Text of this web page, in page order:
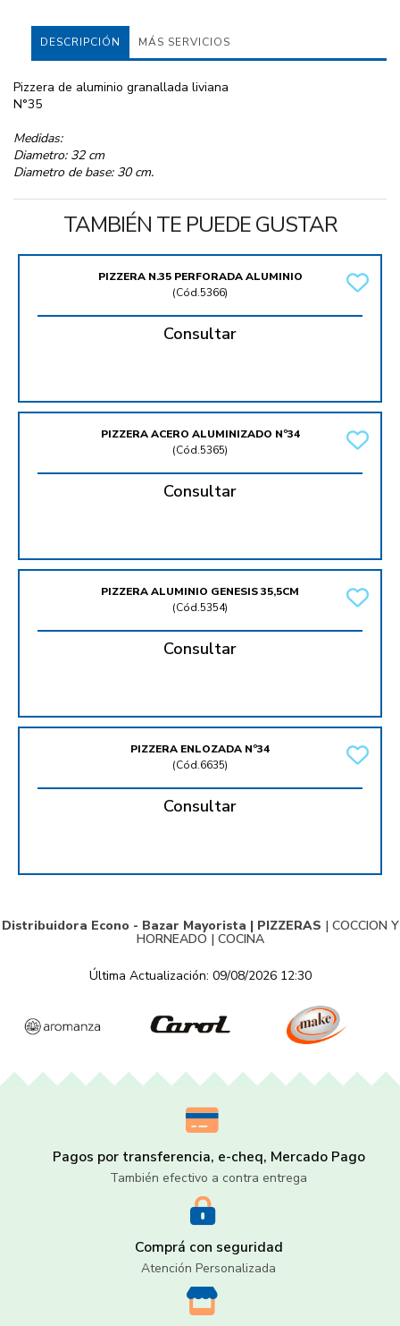
DESCRIPCIÓN MÁS SERVICIOS
Pizzera de aluminio granallada liviana
N°35
Medidas:
Diametro: 32 cm
Diametro de base: 30 cm.
TAMBIÉN TE PUEDE GUSTAR
PIZZERA N.35 PERFORADA ALUMINIO
(Cód.5366)
Consultar
PIZZERA ACERO ALUMINIZADO Nº34
(Cód.5365)
Consultar
PIZZERA ALUMINIO GENESIS 35,5CM
(Cód.5354)
Consultar
PIZZERA ENLOZADA Nº34
(Cód.6635)
Consultar
Distribuidora Econo - Bazar Mayorista | PIZZERAS | COCCION Y
HORNEADO | COCINA
Última Actualización: 09/08/2026 12:30
Pagos por transferencia, e-cheq, Mercado Pago
También efectivo a contra entrega
Comprá con seguridad
Atención Personalizada